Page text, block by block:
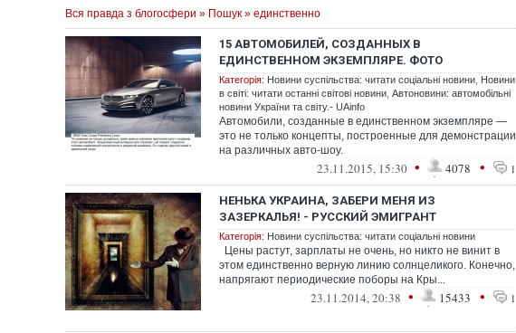
Вся правда з блогосфери » Пошук » единственно
15 АВТОМОБИЛЕЙ, СОЗДАННЫХ В
ЕДИНСТВЕННОМ ЭКЗЕМПЛЯРЕ. ФОТО
Категорія: Новини суспільства: читати соціальні новини Новини
в світі: читати останні світові новини Автоновини: автомобільні
новини України та світу.- UAinfo
Автомобили, созданные в единственном экземпляре —
это не только концепты, построенные для демонстрации
на различных авто-шоу.
23.11.2015, 15:30 • 4078 • 1
НЕНЬКА УКРАИНА, ЗАБЕРИ МЕНЯ ИЗ
ЗАЗЕРКАЛЬЯ! - РУССКИЙ ЭМИГРАНТ
Категорія: Новини суспільства: читати соціальні новини
Цены растут, зарплаты не очень, но никто не винит в
этом единственно верную линию солнцеликого. Конечно,
напрягают периодические поборы на Кры...
23.11.2014, 20:38 • 15433 • 1